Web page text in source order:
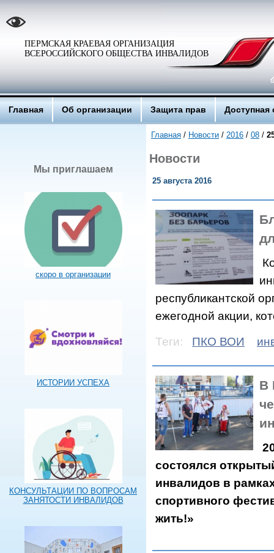
ПЕРМСКАЯ КРАЕВАЯ ОРГАНИЗАЦИЯ
ВСЕРОССИЙСКОГО ОБЩЕСТВА ИНВАЛИДОВ
Главная Об организации Защита прав Доступная
Мы приглашаем
скоро в организации
ИСТОРИИ УСПЕХА
КОНСУЛЬТАЦИИ ПО ВОПРОСАМ
ЗАНЯТОСТИ ИНВАЛИДОВ
Главная / Новости / 2016 / 08 /
Новости
25 августа 2016
республикантской
ежегодной акции,
Теги:
ПКО ВОИ
В
состоялся
инвалидов в
спортивного
жить!»